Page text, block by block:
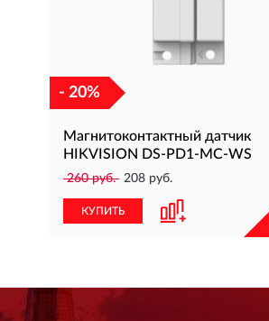
- 20%
Магнитоконтактный датчик
HIKVISION DS-PD1-MC-WS
260 руб. 208 руб.
КУПИТЬ